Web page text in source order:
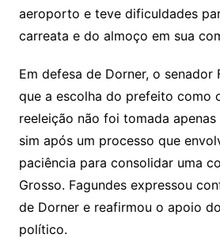
aeroporto e teve dificuldades
carreata e do almoço em sua
Em defesa de Dorner, o senador
que a escolha do prefeito como
reeleição não foi tomada
sim após um processo que
paciência para consolidar uma
Grosso. Fagundes expressou
de Dorner e reafirmou o apoio
político.